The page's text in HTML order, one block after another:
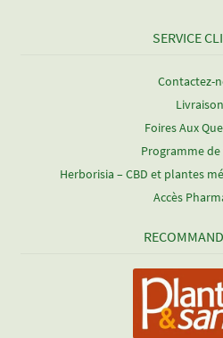
SERVICE
Contactez-
Livraison
Foires Aux
Programme
Herborisia – CBD et plantes
Accès